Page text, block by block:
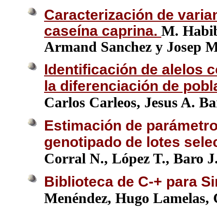
Caracterización de
caseína caprina. M.
Armand Sanchez y Josep
Identificación de alelos
la diferenciación de
Carlos Carleos, Jesus A.
Estimación de
genotipado de lotes
Corral N., López T., Baro
Biblioteca de C-+ para
Menéndez, Hugo Lamelas,